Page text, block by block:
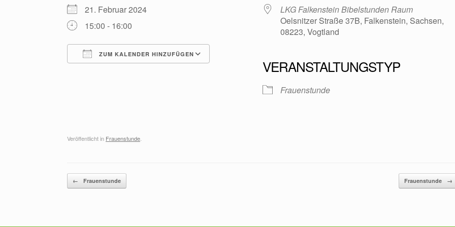
21. Februar 2024
15:00 - 16:00
ZUM KALENDER HINZUFÜGEN
Google Kalender iCalendar
LKG Falkenstein Bibelstunden Raum
Oelsnitzer Straße 37B, Falkenstein, Sachsen,
08223, Vogtland
VERANSTALTUNGSTYP
Frauenstunde
Veröffentlicht in Frauenstunde
Beitragsnavigation
← Frauenstunde Frauenstunde →